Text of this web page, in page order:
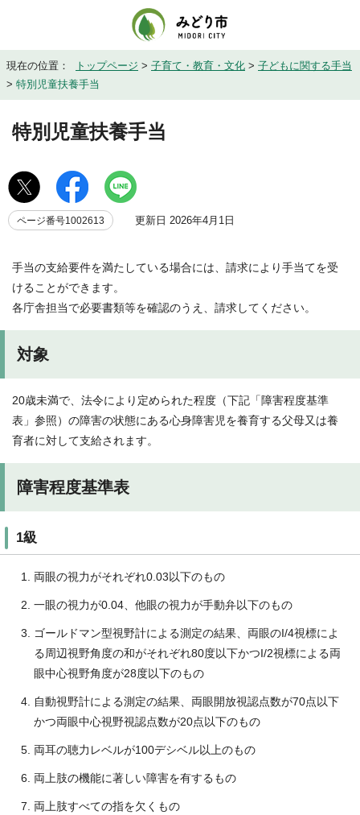
現在の位置： トップページ > 子育て・教育・文化 > 子どもに関する手当
> 特別児童扶養手当
特別児童扶養手当
ページ番号1002613 更新日 2026年4月1日
手当の支給要件を満たしている場合には、請求により手当てを受
けることができます。
各庁舎担当で必要書類等を確認のうえ、請求してください。
対象
20歳未満で、法令により定められた程度（下記「障害程度基準
表」参照）の障害の状態にある心身障害児を養育する父母又は養
育者に対して支給されます。
障害程度基準表
1級
両眼の視力がそれぞれ0.03以下のもの
一眼の視力が0.04、他眼の視力が手動弁以下のもの
ゴールドマン型視野計による測定の結果、両眼のI/4視標によ
る周辺視野角度の和がそれぞれ80度以下かつI/2視標による両
眼中心視野角度が28度以下のもの
自動視野計による測定の結果、両眼開放視認点数が70点以下
かつ両眼中心視野視認点数が20点以下のもの
両耳の聴力レベルが100デシベル以上のもの
両上肢の機能に著しい障害を有するもの
両上肢すべての指を欠くもの